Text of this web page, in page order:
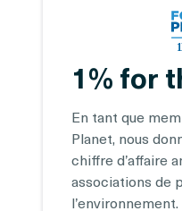
1% for
En tant que
Planet, nous
chiffre d’affaire
associations de
l’environnement.